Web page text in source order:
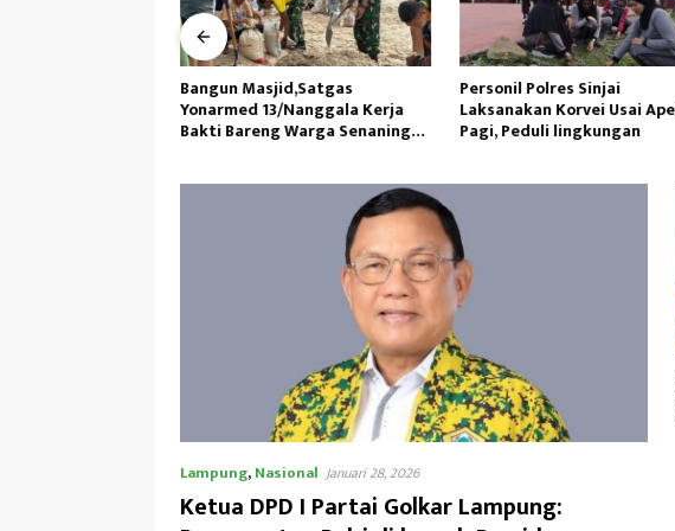
Bangun Masjid,Satgas
Yonarmed 13/Nanggala Kerja
Bakti Bareng Warga Senaning
Personil Polres Sinjai
Laksanakan Korvei Usai
Pagi, Peduli lingkungan
Lampung,Nasional Januari 28, 2026
Ketua DPD I Partai Golkar Lampung: